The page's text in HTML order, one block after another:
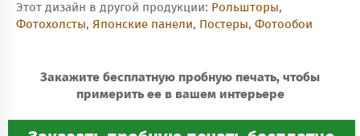
Этот дизайн в другой продукции: Рольшторы,
Фотохолсты, Японские панели, Постеры, Фотообои
Закажите бесплатную пробную печать, чтобы
примерить ее в вашем интерьере